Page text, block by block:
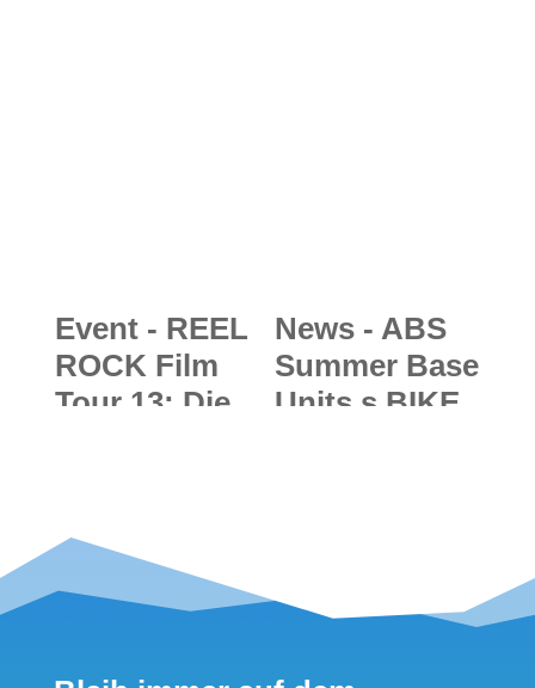
Event - REEL
ROCK Film
Tour 13: Die
auf großer
Kinotour
News - ABS
Summer Base
Units s.BIKE
ganzjährige